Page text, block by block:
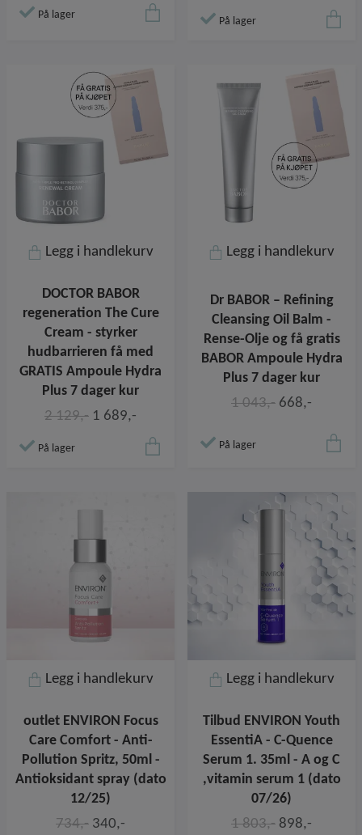
På lager
På lager
Legg i handlekurv
DOCTOR BABOR
regeneration The Cure
Cream - styrker
hudbarrieren få med
GRATIS Ampoule Hydra
Plus 7 dager kur
2 129,- 1 689,-
På lager
Legg i handlekurv
Dr BABOR – Refining
Cleansing Oil Balm -
Rense-Olje og få gratis
BABOR Ampoule Hydra
Plus 7 dager kur
1 043,- 668,-
På lager
Legg i handlekurv
outlet ENVIRON Focus
Care Comfort - Anti-
Pollution Spritz, 50ml -
Antioksidant spray (dato
12/25)
734,- 340,-
Legg i handlekurv
Tilbud ENVIRON Youth
EssentiA - C-Quence
Serum 1. 35ml - A og C
,vitamin serum 1 (dato
07/26)
1 803,- 898,-